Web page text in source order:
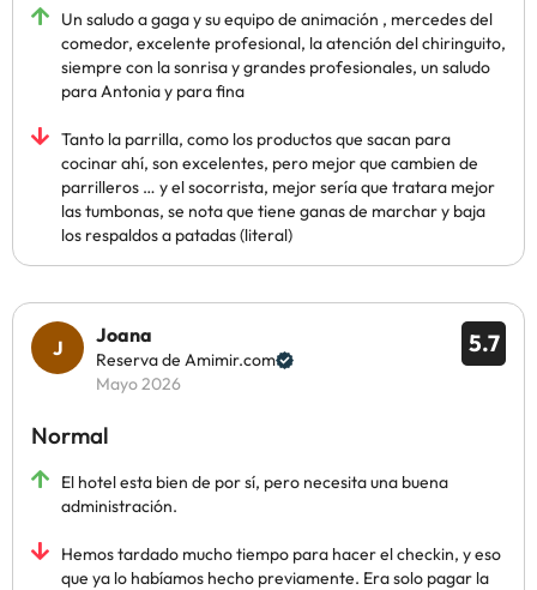
Un saludo a gaga y su equipo de animación , mercedes del
comedor, excelente profesional, la atención del chiringuito,
siempre con la sonrisa y grandes profesionales, un saludo
para Antonia y para fina
Tanto la parrilla, como los productos que sacan para
cocinar ahí, son excelentes, pero mejor que cambien de
parrilleros … y el socorrista, mejor sería que tratara mejor
las tumbonas, se nota que tiene ganas de marchar y baja
los respaldos a patadas (literal)
5.7
Joana
Reserva de Amimir.com
Mayo 2026
Normal
El hotel esta bien de por sí, pero necesita una buena
administración.
Hemos tardado mucho tiempo para hacer el checkin, y eso
que ya lo habíamos hecho previamente. Era solo pagar la